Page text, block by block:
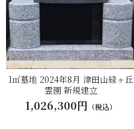
1㎡墓地 2024年8月 津田山緑ヶ丘
霊園 新規建立
1,026,300円 （税込）